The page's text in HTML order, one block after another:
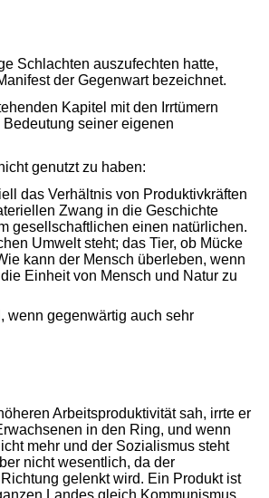
Schlachten auszufechten hatte,
der Gegenwart bezeichnet.
Kapitel mit den Irrtümern
seiner eigenen
genutzt zu haben:
das Verhältnis von Produktivkräften
Zwang in die Geschichte
gesellschaftlichen einen natürlichen.
Umwelt steht; das Tier, ob Mücke
kann der Mensch überleben, wenn
Einheit von Mensch und Natur zu
wenn gegenwärtig auch sehr
Arbeitsproduktivität sah, irrte er
in den Ring, und wenn
mehr und der Sozialismus steht
nicht wesentlich, da der
gelenkt wird. Ein Produkt ist
Landes gleich Kommunismus